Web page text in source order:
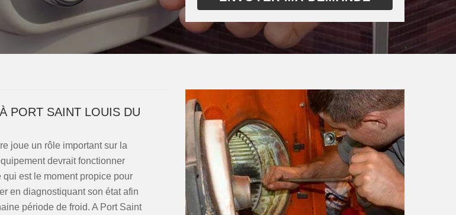
PORT SAINT LOUIS DU
joue un rôle important sur la
devrait fonctionner
qui est le moment propice pour
en diagnostiquant son état afin
période de froid. A Port Saint